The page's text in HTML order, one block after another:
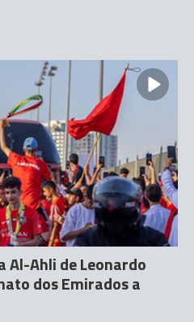
Al-Ahli de Leonardo
dos Emirados a